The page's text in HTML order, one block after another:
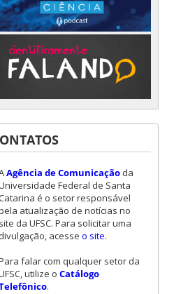
Agência de Comunicaçãoda
Federal de Santa
é o setor responsável
atualização de notícias no
site da UFSC. Para solicitar uma
divulgação, acesse o site.
falar com qualquer setor da
utilize o Catálogo
.